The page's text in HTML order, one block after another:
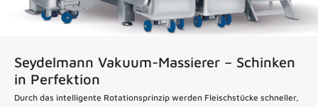
Seydelmann Vakuum-Massierer – Schinken
in Perfektion
Durch das intelligente Rotationsprinzip werden Fleischstücke schneller,